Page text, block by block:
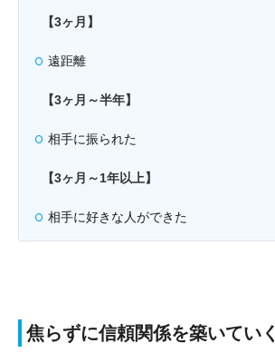
【3ヶ月】
遠距離
【3ヶ月～半年】
相手に振られた
【3ヶ月～1年以上】
相手に好きな人ができた
焦らずに信頼関係を築いていく